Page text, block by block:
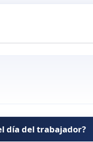
día del trabajador?